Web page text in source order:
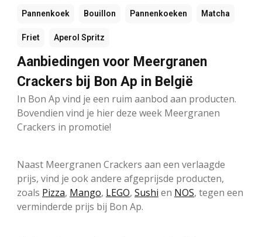
Pannenkoek Bouillon Pannenkoeken Matcha
Friet Aperol Spritz
Aanbiedingen voor Meergranen
Crackers bij Bon Ap in België
In Bon Ap vind je een ruim aanbod aan producten.
Bovendien vind je hier deze week Meergranen
Crackers in promotie!
Naast Meergranen Crackers aan een verlaagde
prijs, vind je ook andere afgeprijsde producten,
zoals Pizza, Mango, LEGO, Sushi en NOS, tegen een
verminderde prijs bij Bon Ap.